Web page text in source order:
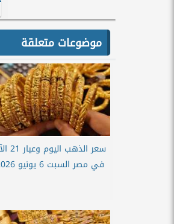
موضوعات متعلقة
سعر الذهب
في مصر السبت 6 يونيو 2026